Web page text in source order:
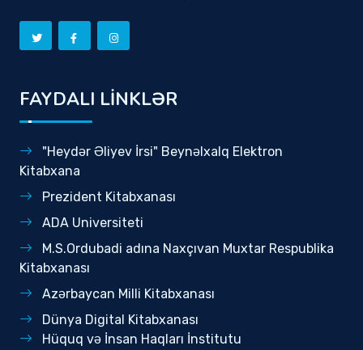
FAYDALI LİNKLƏR
"Heydər Əliyev İrsi" Beynəlxalq Elektron
Kitabxana
Prezident Kitabxanası
ADA Universiteti
M.S.Ordubadi adına Naxçıvan Muxtar Respublika
Kitabxanası
Azərbaycan Milli Kitabxanası
Dünya Digital Kitabxanası
Hüquq və İnsan Haqları İnstitutu